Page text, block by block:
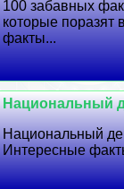
100 забавных
которые поразят
факты...
Национальный
Национальный
Интересные